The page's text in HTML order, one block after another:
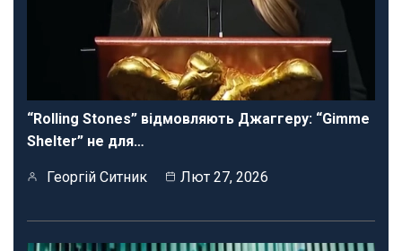
“Rolling Stones” відмовляють Джаггеру: “Gimme
Shelter” не для…
Георгій Ситник Лют 27, 2026